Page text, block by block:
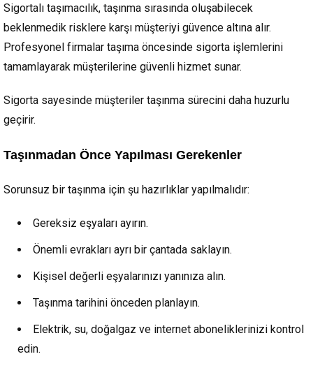
Sigortalı taşımacılık, taşınma sırasında oluşabilecek
beklenmedik risklere karşı müşteriyi güvence altına alır.
Profesyonel firmalar taşıma öncesinde sigorta işlemlerini
tamamlayarak müşterilerine güvenli hizmet sunar.
Sigorta sayesinde müşteriler taşınma sürecini daha huzurlu
geçirir.
Taşınmadan Önce Yapılması Gerekenler
Sorunsuz bir taşınma için şu hazırlıklar yapılmalıdır:
Gereksiz eşyaları ayırın.
Önemli evrakları ayrı bir çantada saklayın.
Kişisel değerli eşyalarınızı yanınıza alın.
Taşınma tarihini önceden planlayın.
Elektrik, su, doğalgaz ve internet aboneliklerinizi kontrol
edin.